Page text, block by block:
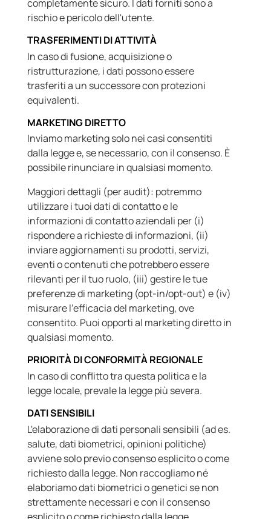
completamente sicuro. I dati forniti sono a
rischio e pericolo dell'utente.
TRASFERIMENTI DI ATTIVITÀ
In caso di fusione, acquisizione o
ristrutturazione, i dati possono essere
trasferiti a un successore con protezioni
equivalenti.
MARKETING DIRETTO
Inviamo marketing solo nei casi consentiti
dalla legge e, se necessario, con il consenso. È
possibile rinunciare in qualsiasi momento.
Maggiori dettagli (per audit): potremmo
utilizzare i tuoi dati di contatto e le
informazioni di contatto aziendali per (i)
rispondere a richieste di informazioni, (ii)
inviare aggiornamenti su prodotti, servizi,
eventi o contenuti che potrebbero essere
rilevanti per il tuo ruolo, (iii) gestire le tue
preferenze di marketing (opt-in/opt-out) e (iv)
misurare l'efficacia del marketing, ove
consentito. Puoi opporti al marketing diretto in
qualsiasi momento.
PRIORITÀ DI CONFORMITÀ REGIONALE
In caso di conflitto tra questa politica e la
legge locale, prevale la legge più severa.
DATI SENSIBILI
L'elaborazione di dati personali sensibili (ad es.
salute, dati biometrici, opinioni politiche)
avviene solo previo consenso esplicito o come
richiesto dalla legge. Non raccogliamo né
elaboriamo dati biometrici o genetici se non
strettamente necessari e con il consenso